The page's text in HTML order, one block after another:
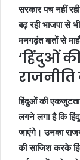
सरकार पच नहीं
बढ़ रही भाजपा से
मनगढ़ंत बातों से
‘हिंदुओं
हिंदुओं की एकजुटता
लगने लगा है कि
जाएंगे। उनका
की साजिश करके